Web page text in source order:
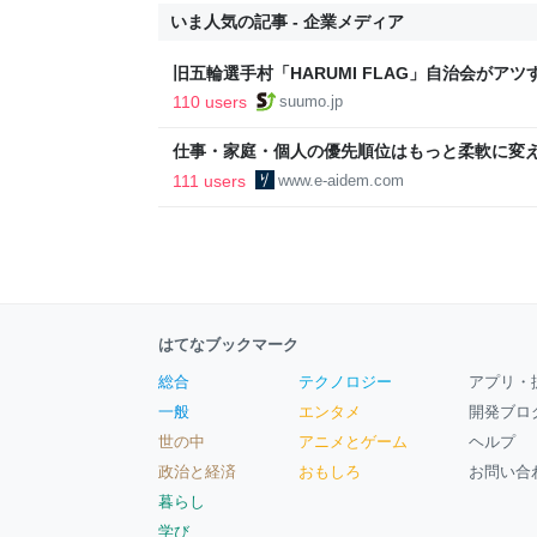
いま人気の記事 - 企業メディア
旧五輪選手村「HARUMI FLAG」自治会がアツ
ルで挑む、盆踊り2万人集客や交通改善など“
110 users suumo.jp
仕事・家庭・個人の優先順位はもっと柔軟に変
後の自分に伝えたいこと - りっすん by イーア
111 users www.e-aidem.com
はてなブックマーク
総合
一般
世の中
政治と経済
暮らし
学び
テクノロジー
エンタメ
アニメとゲーム
おもしろ
アプリ・
開発ブロ
ヘルプ
お問い合